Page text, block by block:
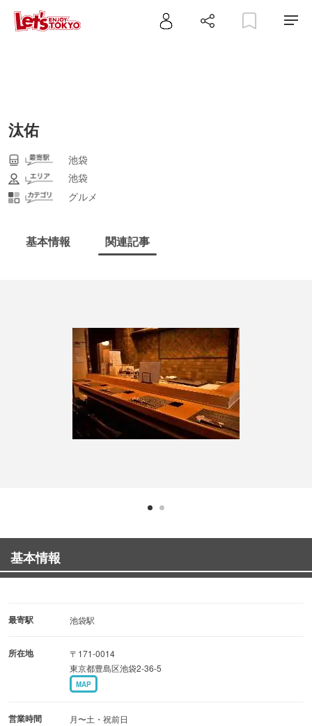
汰佑
池袋
池袋
グルメ
基本情報 関連記事
基本情報
最寄駅 池袋駅
所在地
〒171-0014
東京都豊島区池袋2-36-5
MAP
営業時間
月〜土・祝前日